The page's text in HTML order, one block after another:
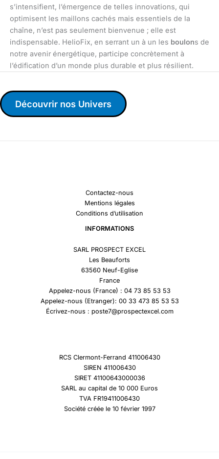
s’intensifient, l’émergence de telles innovations, qui
optimisent les maillons cachés mais essentiels de la
chaîne, n’est pas seulement bienvenue ; elle est
indispensable. HelioFix, en serrant un à un les boulons de
notre avenir énergétique, participe concrètement à
l’édification d’un monde plus durable et plus résilient.
Découvrir nos Univers
Contactez-nous
Mentions légales
Conditions d’utilisation
INFORMATIONS
SARL PROSPECT EXCEL
Les Beauforts
63560 Neuf-Eglise
France
Appelez-nous (France) : 04 73 85 53 53
Appelez-nous (Etranger): 00 33 473 85 53 53
Écrivez-nous : poste7@prospectexcel.com
RCS Clermont-Ferrand 411006430
SIREN 411006430
SIRET 41100643000036
SARL au capital de 10 000 Euros
TVA FR19411006430
Société créée le 10 février 1997